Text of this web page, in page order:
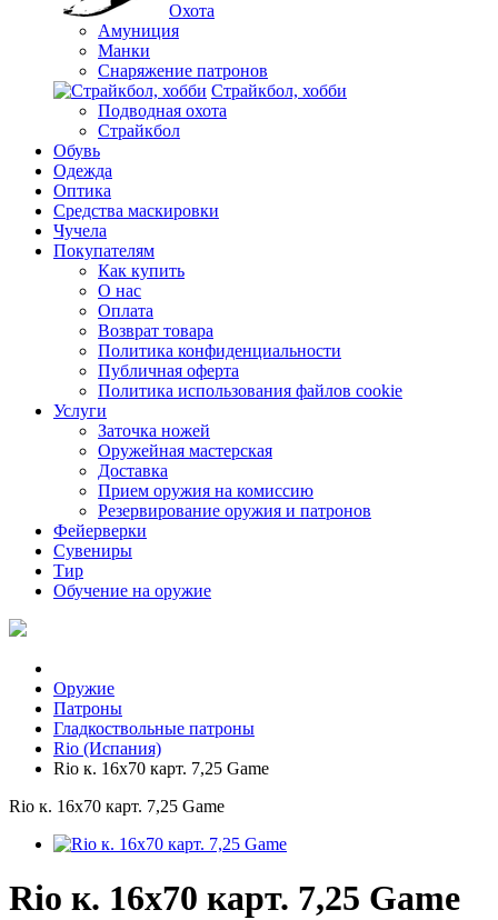
Охота
Амуниция
Манки
Снаряжение патронов
Страйкбол, хобби
Подводная охота
Страйкбол
Обувь
Одежда
Оптика
Средства маскировки
Чучела
Покупателям
Как купить
О нас
Оплата
Возврат товара
Политика конфиденциальности
Публичная оферта
Политика использования файлов cookie
Услуги
Заточка ножей
Оружейная мастерская
Доставка
Прием оружия на комиссию
Резервирование оружия и патронов
Фейерверки
Сувениры
Тир
Обучение на оружие
Оружие
Патроны
Гладкоствольные патроны
Rio (Испания)
Rio к. 16х70 карт. 7,25 Game
Rio к. 16х70 карт. 7,25 Game
Rio к. 16х70 карт. 7,25 Game